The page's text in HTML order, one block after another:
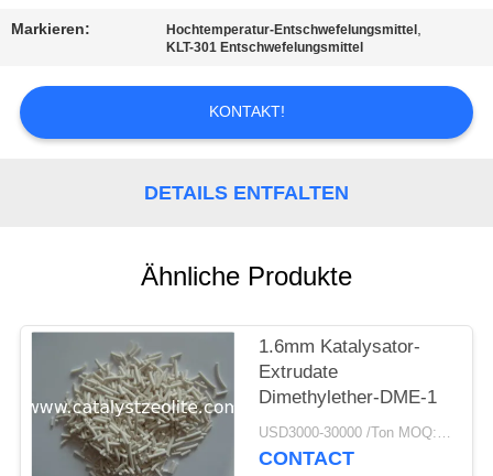
VERBINDUNG
NACHRICHTEN
PRIVACY
POLICY
Markieren: Hochtemperatur-Entschwefelungsmittel ,
KLT-301 Entschwefelungsmittel
KONTAKT!
DETAILS ENTFALTEN
Ähnliche Produkte
1.6mm Katalysator-
Extrudate
Dimethylether-DME-1
USD3000-30000 /Ton MOQ:1 Kilogramm
CONTACT